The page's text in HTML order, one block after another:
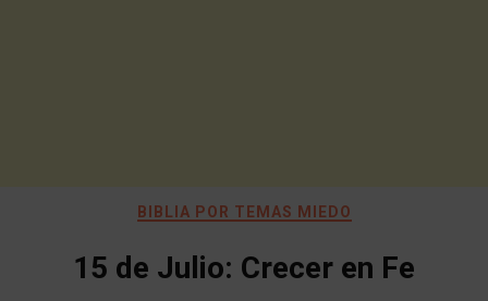
BIBLIA POR TEMAS MIEDO
15 de Julio: Crecer en Fe